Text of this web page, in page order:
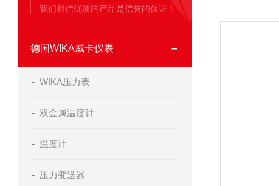
我们相信优质的产品是信誉的保证！
德国WIKA威卡仪表
WIKA压力表
双金属温度计
温度计
压力变送器